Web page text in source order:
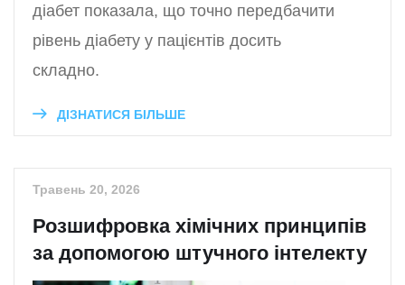
діабет показала, що точно передбачити
рівень діабету у пацієнтів досить
складно.
ДІЗНАТИСЯ БІЛЬШЕ
Травень 20, 2026
Розшифровка хімічних принципів
за допомогою штучного інтелекту